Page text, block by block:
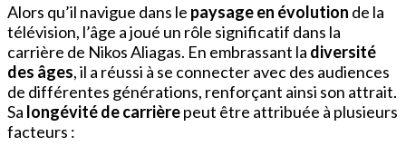
Alors qu’il navigue dans le paysage en évolution de la
télévision, l’âge a joué un rôle significatif dans la
carrière de Nikos Aliagas. En embrassant la diversité
des âges, il a réussi à se connecter avec des audiences
de différentes générations, renforçant ainsi son attrait.
Sa longévité de carrièrepeut être attribuée à plusieurs
facteurs :